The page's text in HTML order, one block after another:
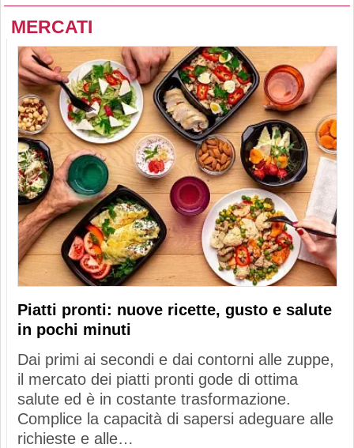
MERCATI
Piatti pronti: nuove ricette, gusto e salute
in pochi minuti
Dai primi ai secondi e dai contorni alle zuppe,
il mercato dei piatti pronti gode di ottima
salute ed è in costante trasformazione.
Complice la capacità di sapersi adeguare alle
richieste e alle…